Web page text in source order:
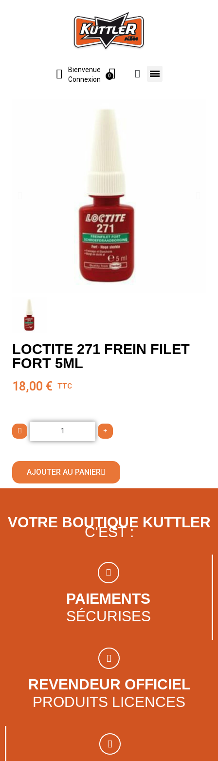
Bienvenue
Connexion
LOCTITE 271 FREIN FILET
FORT 5ML
18,00 € TTC
AJOUTER AU PANIER
VOTRE BOUTIQUE KUTTLER
C'EST :
PAIEMENTS
SÉCURISES
REVENDEUR OFFICIEL
PRODUITS LICENCES